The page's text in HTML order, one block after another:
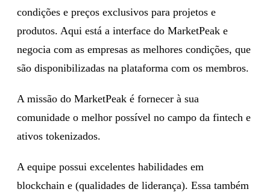
condições e preços exclusivos para projetos e
produtos. Aqui está a interface do MarketPeak e
negocia com as empresas as melhores condições, que
são disponibilizadas na plataforma com os membros.
A missão do MarketPeak é fornecer à sua
comunidade o melhor possível no campo da fintech e
ativos tokenizados.
A equipe possui excelentes habilidades em
blockchain e (qualidades de liderança). Essa também